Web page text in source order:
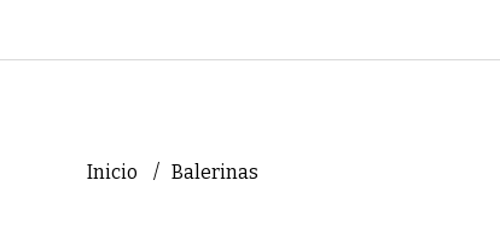
Inicio Balerinas